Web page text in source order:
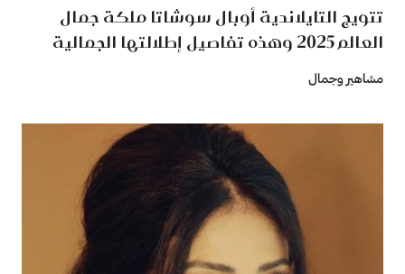
تتويج التايلاندية أوبال سوشاتا ملكة جمال
العالم 2025 وهذه تفاصيل إطلالتها الجمالية
مشاهير وجمال